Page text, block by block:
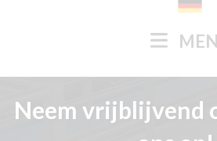
Neem vrijblijvend